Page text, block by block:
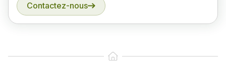
Contactez-nous